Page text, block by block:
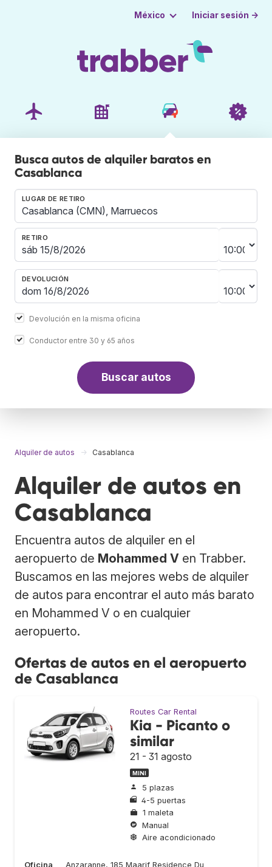
México Iniciar sesión →
Busca autos de alquiler baratos en
Casablanca
LUGAR DE RETIRO
RETIRO
DEVOLUCIÓN
Devolución en la misma oficina
Conductor entre 30 y 65 años
Buscar autos
Alquiler de autos Casablanca
Alquiler de autos en
Casablanca
Encuentra autos de alquiler en el
aeropuerto de Mohammed V en Trabber.
Buscamos en las mejores webs de alquiler
de autos para encontrar el auto más barato
en Mohammed V o en cualquier
aeropuerto.
Ofertas de autos en el aeropuerto
de Casablanca
Routes Car Rental
Kia - Picanto o
similar
21 - 31 agosto
MINI
5 plazas
4-5 puertas
1 maleta
Manual
Aire acondicionado
Oficina
Anzaranne, 185 Maarif Residence Du